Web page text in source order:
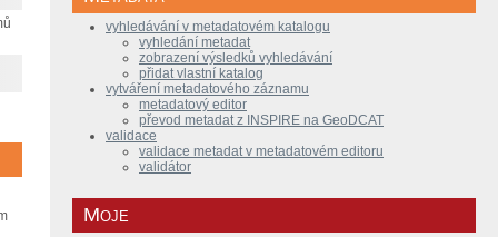
vyhledávání v metadatovém katalogu
vyhledání metadat
zobrazení výsledků vyhledávání
přidat vlastní katalog
vytváření metadatového záznamu
metadatový editor
převod metadat z INSPIRE na GeoDCAT
validace
validace metadat v metadatovém editoru
validátor
Moje